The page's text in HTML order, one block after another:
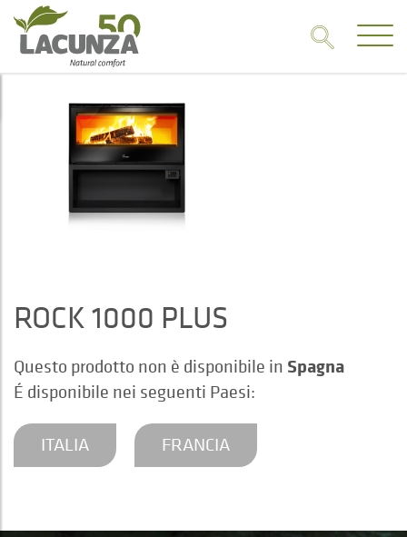
ROCK 1000 PLUS
Questo prodotto non è disponibile in Spagna
É disponibile nei seguenti Paesi:
ITALIA FRANCIA